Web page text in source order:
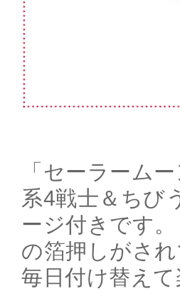
「セーラーム
系4戦士＆ちび
ージ付きです
の箔押しがされ
毎日付け替え